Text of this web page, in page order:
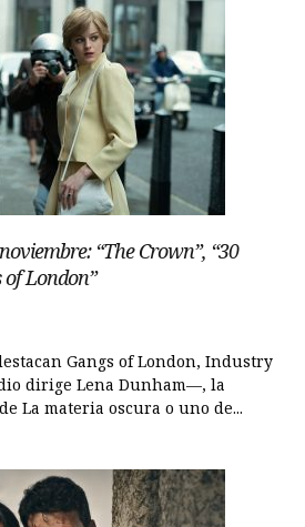
“The Crown”, “30
of London”
Gangs of London, Industry
dirige Lena Dunham—, la
La materia oscura o uno de...